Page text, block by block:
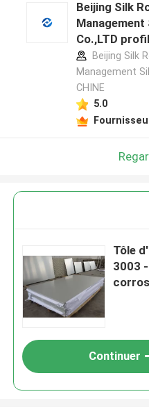
Beijing Silk
Management
Co.,LTD
Beijing Silk
Management
CHINE
5.0
Tôle
3003
Continuer